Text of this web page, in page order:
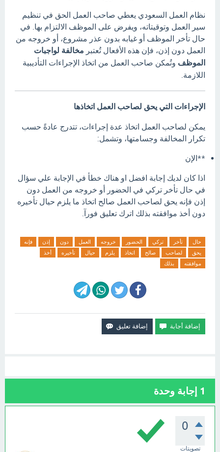
نظام العمل السعودي يعطي صاحب العمل الحق في تنظيم
سير العمل وتوقيتاته، ويفرض على الموظف الالتزام بها. في
حال تأخر الموظف أو غيابه بدون عذر مشروع، أو خروجه من
العمل دون إذن، فإن هذه الأفعال تُعتبر مخالفة لواجبات
الموظف وتُمكن صاحب العمل من اتخاذ الإجراءات التأديبية
اللازمة.
الإجراءات التي يحق لصاحب العمل اتخاذها
يمكن لصاحب العمل اتخاذ عدة إجراءات، تتدرج عادةً حسب
تكرار المخالفة وجسامتها، وتشمل:
**الإن
اذا كان لديك إجابة افضل او هناك خطأ في الإجابة علي سؤال
في حال تأخر تركي في الحضور أو خروجه من العمل دون
إذن فإنه يحق لصاحب العمل صالح اتخاذ ما يلزم حيال تأخيره
دون أخذ موافقته بذلك اترك تعليق فورآ.
حال تأخر تركي الحضور خروجه العمل دون إذن
فإنه
يحق
لصاحب صالح اتخاذ يلزم حيال تأخيره
أخذ
موافقته
بذلك
1 إجابة وحدة
0
تصويتات